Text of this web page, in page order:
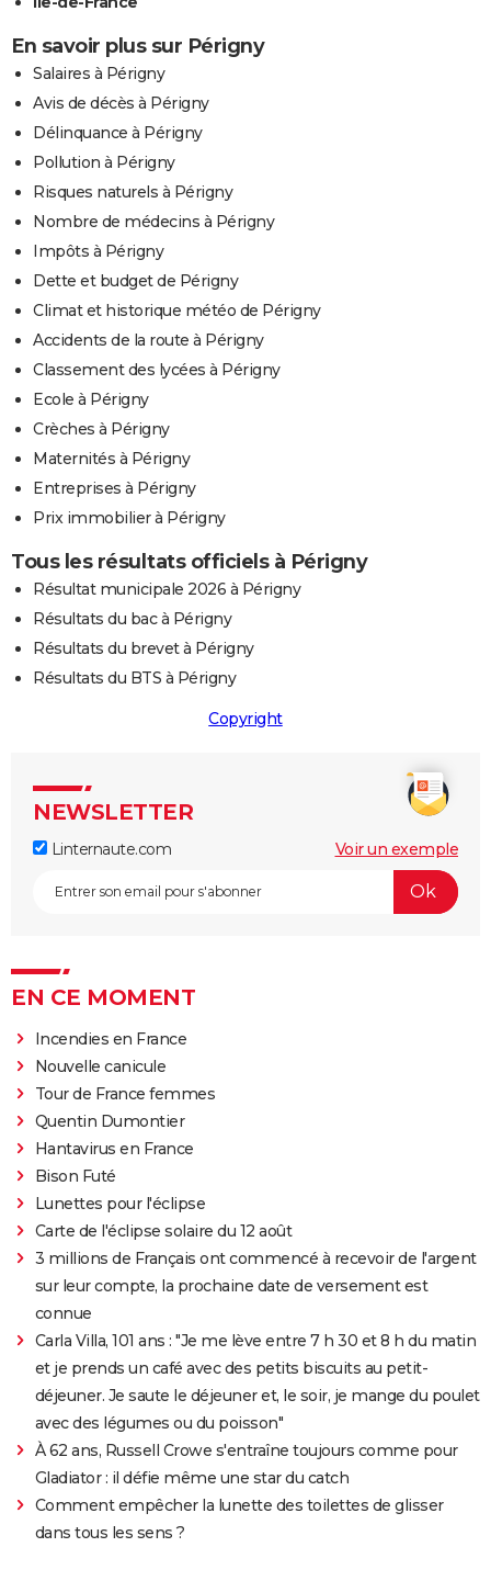
En savoir plus sur Périgny
Salaires à Périgny
Avis de décès à Périgny
Délinquance à Périgny
Pollution à Périgny
Risques naturels à Périgny
Nombre de médecins à Périgny
Impôts à Périgny
Dette et budget de Périgny
Climat et historique météo de Périgny
Accidents de la route à Périgny
Classement des lycées à Périgny
Ecole à Périgny
Crèches à Périgny
Maternités à Périgny
Entreprises à Périgny
Prix immobilier à Périgny
Tous les résultats officiels à Périgny
Résultat municipale 2026 à Périgny
Résultats du bac à Périgny
Résultats du brevet à Périgny
Résultats du BTS à Périgny
Copyright
NEWSLETTER
Linternaute.com Voir un exemple
EN CE MOMENT
Incendies en France
Nouvelle canicule
Tour de France femmes
Quentin Dumontier
Hantavirus en France
Bison Futé
Lunettes pour l'éclipse
Carte de l'éclipse solaire du 12 août
3 millions de Français ont commencé à recevoir de l'argent
sur leur compte, la prochaine date de versement est
connue
Carla Villa, 101 ans : "Je me lève entre 7 h 30 et 8 h du matin
et je prends un café avec des petits biscuits au petit-
déjeuner. Je saute le déjeuner et, le soir, je mange du poulet
avec des légumes ou du poisson"
À 62 ans, Russell Crowe s'entraîne toujours comme pour
Gladiator : il défie même une star du catch
Comment empêcher la lunette des toilettes de glisser
dans tous les sens ?